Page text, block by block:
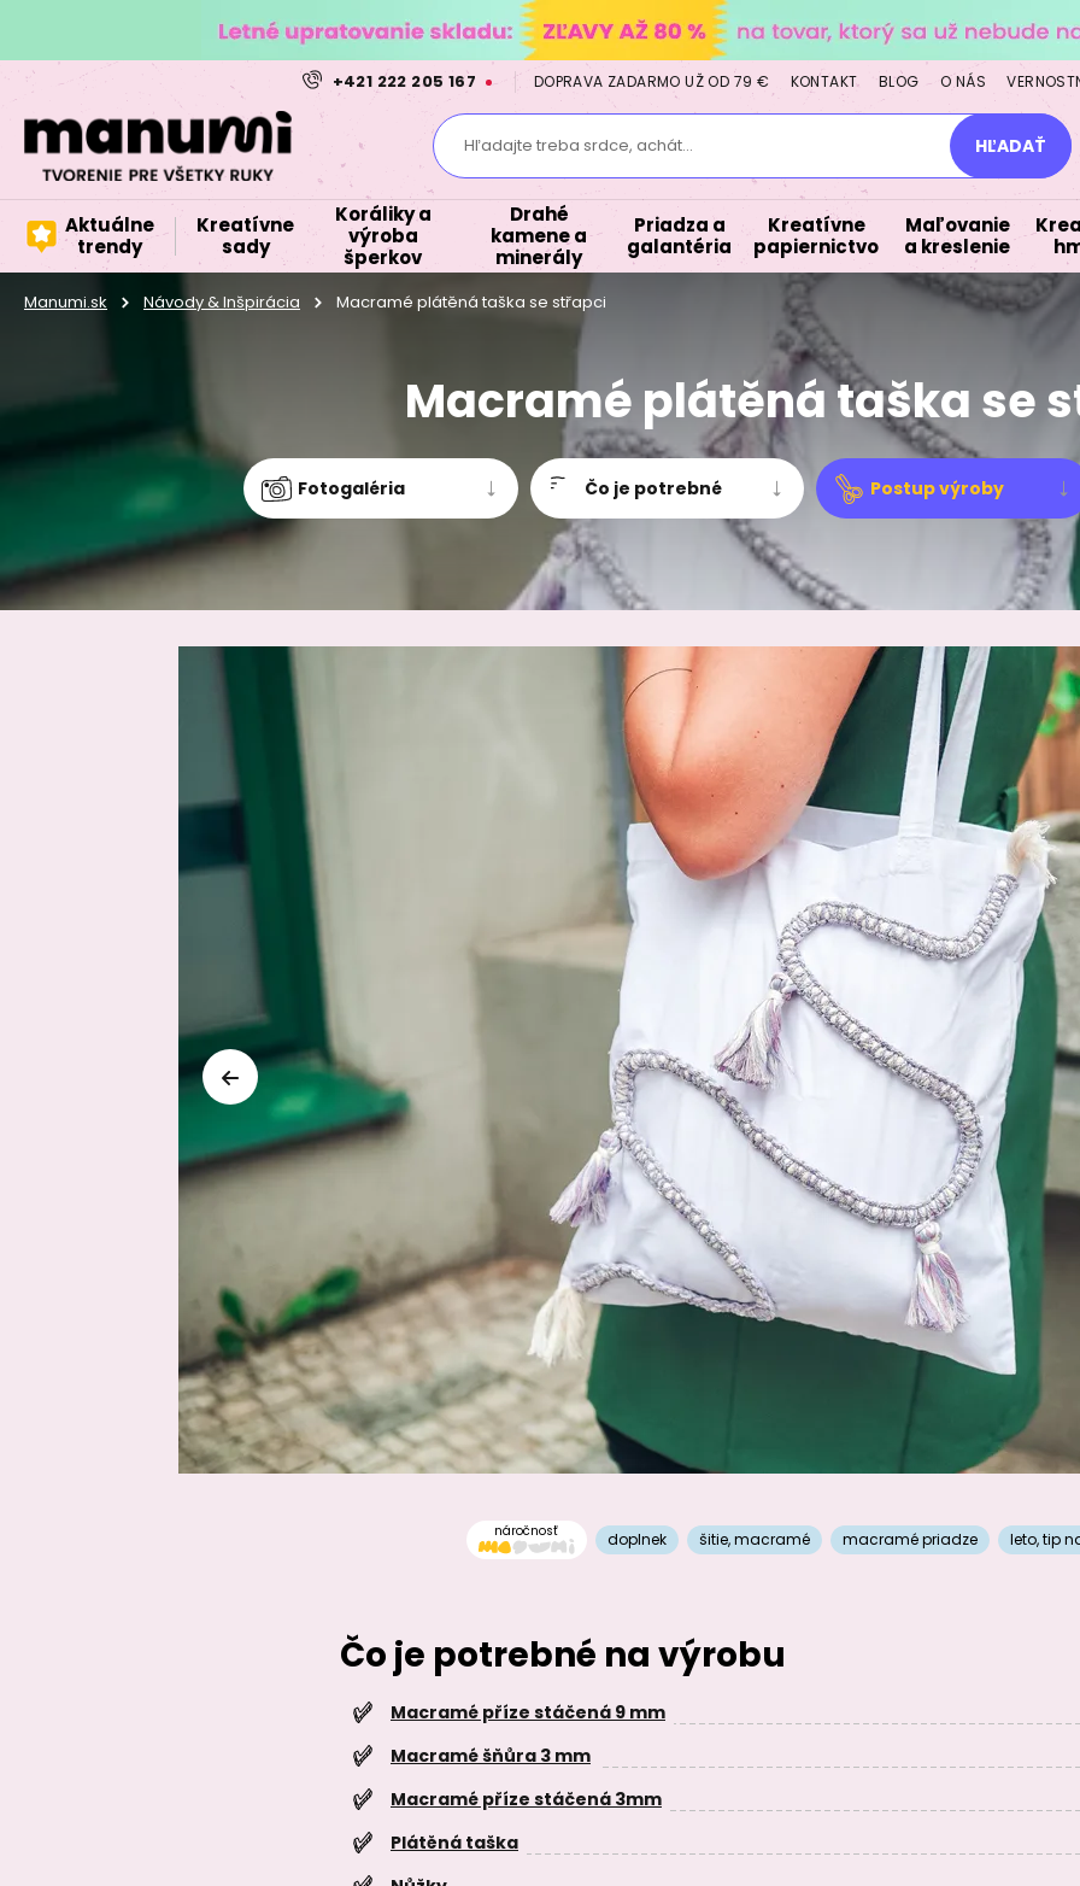
+421 222 205 167 DOPRAVA ZADARMO UŽ OD 79 € KONTAKT BLOG O NÁS
Hľadajte treba srdce, achát... HĽADAŤ
Aktuálne
trendy
Kreatívne
sady
Koráliky a
výroba
šperkov
Drahé
kamene a
minerály
Priadza a
galantéria
Kreatívne
papiernictvo
Maľovanie
a kreslenie
Manumi.sk Návody & Inšpirácia Macramé plátěná taška se střapci
Macramé plátěná taška se
Fotogaléria Čo je potrebné Postup výroby
náročnosť doplnek šitie,macramé macramé priadze leto,tip
Čo je potrebné na výrobu
Macramé příze stáčená 9 mm
Macramé šňůra 3 mm
Macramé příze stáčená 3mm
Plátěná taška